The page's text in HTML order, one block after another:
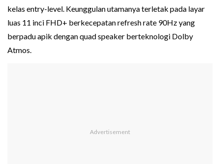
kelas entry-level. Keunggulan utamanya terletak pada layar
luas 11 inci FHD+ berkecepatan refresh rate 90Hz yang
berpadu apik dengan quad speaker berteknologi Dolby
Atmos.